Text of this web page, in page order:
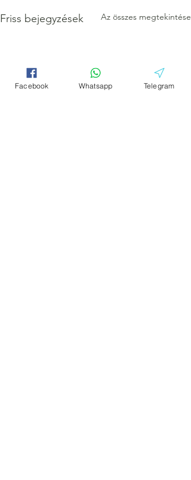
Friss bejegyzések Az összes megtekintése
Facebook Whatsapp Telegram